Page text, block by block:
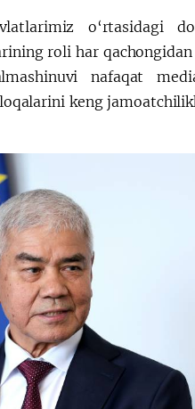
o‘rtasidagi
roli har
nafaqat
keng